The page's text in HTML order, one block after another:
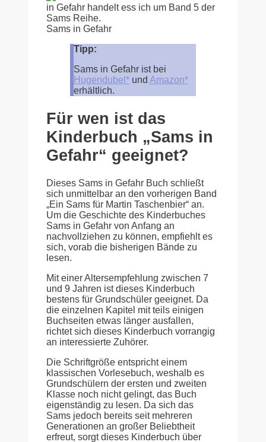
Sams in Gefahr
Tipp:
Sams in Gefahr ist bei
Hugendubel* und Amazon*
erhältlich.
Für wen ist das
Kinderbuch „Sams in
Gefahr“ geeignet?
Dieses Sams in Gefahr Buch schließt
sich unmittelbar an den vorherigen Band
„Ein Sams für Martin Taschenbier“ an.
Um die Geschichte des Kinderbuches
Sams in Gefahr von Anfang an
nachvollziehen zu können, empfiehlt es
sich, vorab die bisherigen Bände zu
lesen.
Mit einer Altersempfehlung zwischen 7
und 9 Jahren ist dieses Kinderbuch
bestens für Grundschüler geeignet. Da
die einzelnen Kapitel mit teils einigen
Buchseiten etwas länger ausfallen,
richtet sich dieses Kinderbuch vorrangig
an interessierte Zuhörer.
Die Schriftgröße entspricht einem
klassischen Vorlesebuch, weshalb es
Grundschülern der ersten und zweiten
Klasse noch nicht gelingt, das Buch
eigenständig zu lesen. Da sich das
Sams jedoch bereits seit mehreren
Generationen an großer Beliebtheit
erfreut, sorgt dieses Kinderbuch über